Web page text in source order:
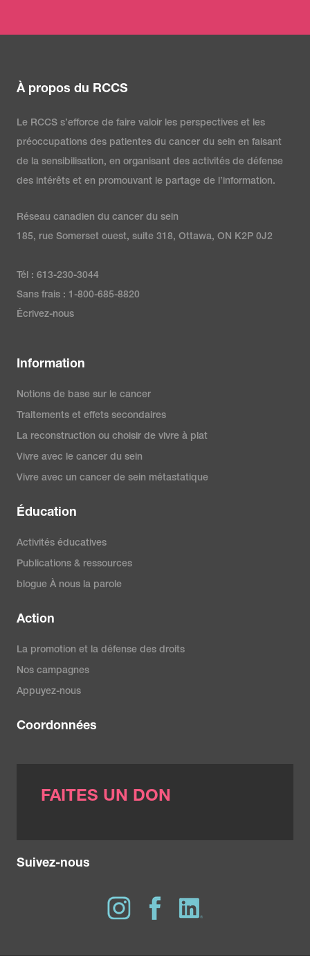
À propos du RCCS
Le RCCS s’efforce de faire valoir les perspectives et les
préoccupations des patientes du cancer du sein en faisant
de la sensibilisation, en organisant des activités de défense
des intérêts et en promouvant le partage de l’information.
Réseau canadien du cancer du sein
185, rue Somerset ouest, suite 318, Ottawa, ON K2P 0J2
Tél : 613-230-3044
Sans frais : 1-800-685-8820
Écrivez-nous
Information
Notions de base sur le cancer
Traitements et effets secondaires
La reconstruction ou choisir de vivre à plat
Vivre avec le cancer du sein
Vivre avec un cancer de sein métastatique
Éducation
Activités éducatives
Publications & ressources
blogue À nous la parole
Action
La promotion et la défense des droits
Nos campagnes
Appuyez-nous
Coordonnées
FAITES UN DON
Suivez-nous